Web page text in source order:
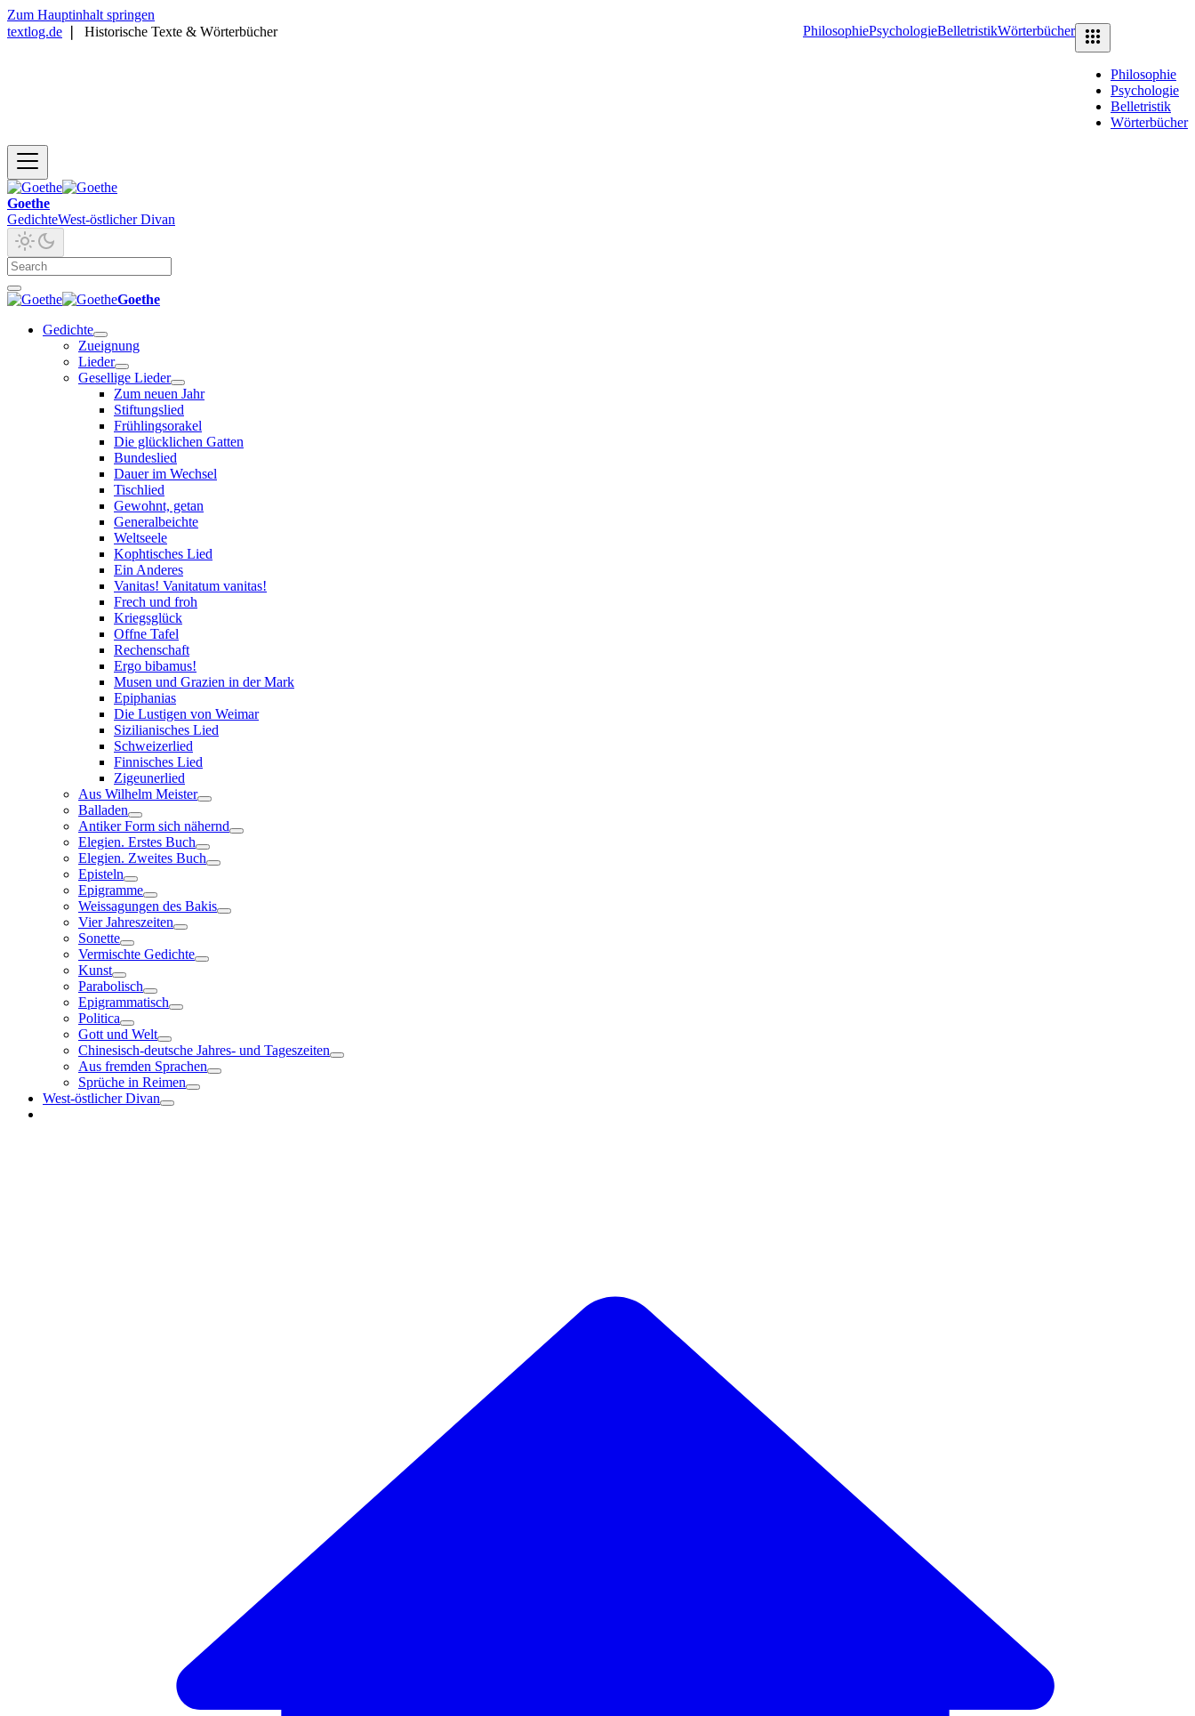
Zum Hauptinhalt springen
textlog.de
Historische Texte & Wörterbücher PhilosophiePsychologieBelletristikWörterbücher
Philosophie
Psychologie
Belletristik
Wörterbücher
Goethe
GedichteWest-östlicher Divan
Goethe
Gedichte
Zueignung
Lieder
Gesellige Lieder
Zum neuen Jahr
Stiftungslied
Frühlingsorakel
Die glücklichen Gatten
Bundeslied
Dauer im Wechsel
Tischlied
Gewohnt, getan
Generalbeichte
Weltseele
Kophtisches Lied
Ein Anderes
Vanitas! Vanitatum vanitas!
Frech und froh
Kriegsglück
Offne Tafel
Rechenschaft
Ergo bibamus!
Musen und Grazien in der Mark
Epiphanias
Die Lustigen von Weimar
Sizilianisches Lied
Schweizerlied
Finnisches Lied
Zigeunerlied
Aus Wilhelm Meister
Balladen
Antiker Form sich nähernd
Elegien. Erstes Buch
Elegien. Zweites Buch
Episteln
Epigramme
Weissagungen des Bakis
Vier Jahreszeiten
Sonette
Vermischte Gedichte
Kunst
Parabolisch
Epigrammatisch
Politica
Gott und Welt
Chinesisch-deutsche Jahres- und Tageszeiten
Aus fremden Sprachen
Sprüche in Reimen
West-östlicher Divan